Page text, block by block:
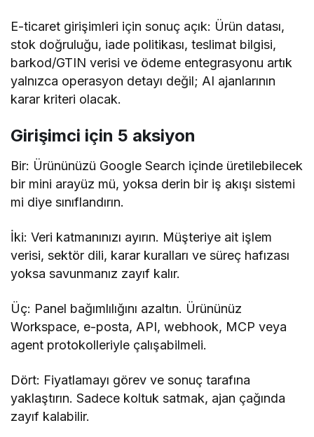
E-ticaret girişimleri için sonuç açık: Ürün datası,
stok doğruluğu, iade politikası, teslimat bilgisi,
barkod/GTIN verisi ve ödeme entegrasyonu artık
yalnızca operasyon detayı değil; AI ajanlarının
karar kriteri olacak.
Girişimci için 5 aksiyon
Bir: Ürününüzü Google Search içinde üretilebilecek
bir mini arayüz mü, yoksa derin bir iş akışı sistemi
mi diye sınıflandırın.
İki: Veri katmanınızı ayırın. Müşteriye ait işlem
verisi, sektör dili, karar kuralları ve süreç hafızası
yoksa savunmanız zayıf kalır.
Üç: Panel bağımlılığını azaltın. Ürününüz
Workspace, e-posta, API, webhook, MCP veya
agent protokolleriyle çalışabilmeli.
Dört: Fiyatlamayı görev ve sonuç tarafına
yaklaştırın. Sadece koltuk satmak, ajan çağında
zayıf kalabilir.